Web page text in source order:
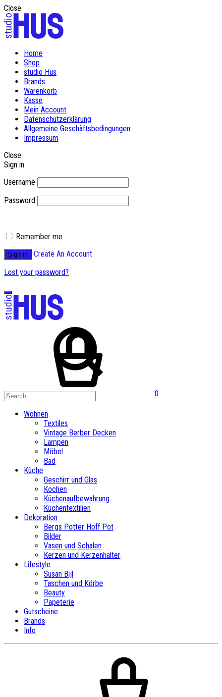
Close
Home
Shop
studio Hus
Brands
Warenkorb
Kasse
Mein Account
Datenschutzerklärung
Allgemeine Geschäftsbedingungen
Impressum
Close
Sign in
Username
Password
Remember me
Sign in
Create An Account
Lost your password?
0
Wohnen
Textiles
Vintage Berber Decken
Lampen
Möbel
Bad
Küche
Geschirr und Glas
Kochen
Küchenaufbewahrung
Küchentextilien
Dekoration
Bergs Potter Hoff Pot
Bilder
Vasen und Schalen
Kerzen und Kerzenhalter
Lifestyle
Susan Bijl
Taschen und Körbe
Beauty
Papeterie
Gutscheine
Brands
Info